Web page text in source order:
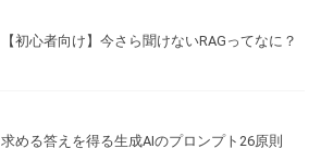
【初心者向け】今さら聞けないRAGってなに？
求める答えを得る生成AIのプロンプト26原則